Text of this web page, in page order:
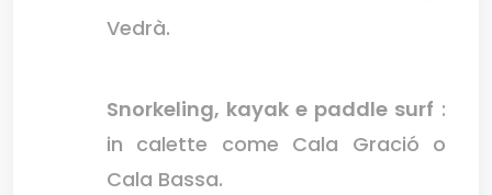
Vedrà.
Snorkeling, kayak e paddle surf :
in calette come Cala Gració o
Cala Bassa.